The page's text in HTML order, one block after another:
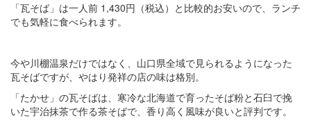
「瓦そば」は一人前 1,430円（税込）と比較的お安いので、ランチ
でも気軽に食べられます。
今や川棚温泉だけではなく、山口県全域で見られるようになった
瓦そばですが、やはり発祥の店の味は格別。
「たかせ」の瓦そばは、寒冷な北海道で育ったそば粉と石臼で挽
いた宇治抹茶で作る茶そばで、香り高く風味が良いと評判です。